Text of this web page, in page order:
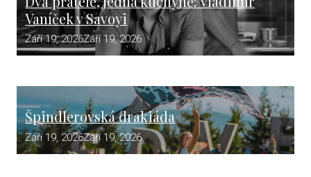
Vaníček v Savoyi
Září 19, 2026Září 19, 2026
Špindlerovská drakiáda
Září 19, 2026Září 19, 2026